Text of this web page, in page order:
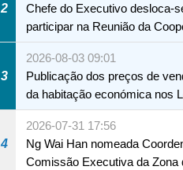
2
Chefe do Executivo desloca-
participar na Reunião da
Macau
3
2026-08-03 09:01
Publicação dos preços de
da habitação económica nos
A12 da Zona A dos Novos
4
2026-07-31 17:56
Ng Wai Han nomeada
Comissão Executiva da Zona